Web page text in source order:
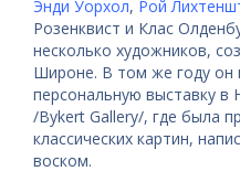
Энди Уорхол, Рой
Розенквист и Клас
несколько художников,
Широне. В том же году он
персональную выставку в
/Bykert Gallery/, где была
классических картин,
воском.